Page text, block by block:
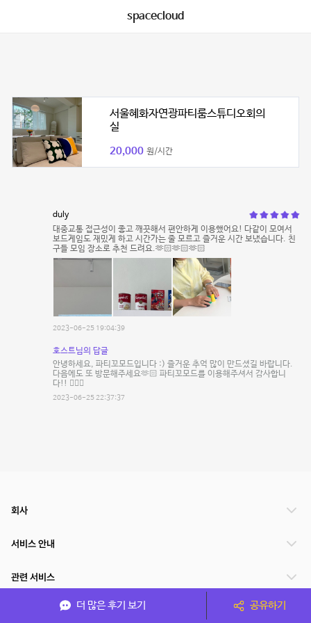
spacecloud
서울혜화자연광파티룸스튜디오회의
실
20,000 원/시간
duly
대중교통 접근성이 좋고 깨끗해서 편안하게 이용했어요! 다같이 모여서
보드게임도 재밌게 하고 시간가는 줄 모르고 즐거운 시간 보냈습니다. 친
구들 모임 장소로 추천 드려요.🫶🏻🫶🏻🫶🏻
2023-06-25 19:04:39
호스트님의 답글
안녕하세요, 파티꼬모드입니다 :) 즐거운 추억 많이 만드셨길 바랍니다.
다음에도 또 방문해주세요🫶🏻 파티꼬모드를 이용해주셔서 감사합니
다!! 🙇🏼‍♀️
2023-06-25 22:37:37
더 많은 후기 보기 공유하기
회사
서비스 안내
관련 서비스